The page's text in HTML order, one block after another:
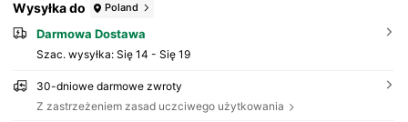
Wysyłka do Poland
Darmowa Dostawa
Szac. wysyłka: Się 14 - Się 19
30-dniowe darmowe zwroty
Z zastrzeżeniem zasad uczciwego użytkowania